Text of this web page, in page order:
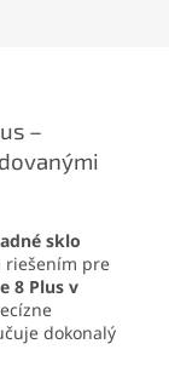
citlivosť dotyku.
–
sklo
riešením pre
8 Plus v
dokonalý